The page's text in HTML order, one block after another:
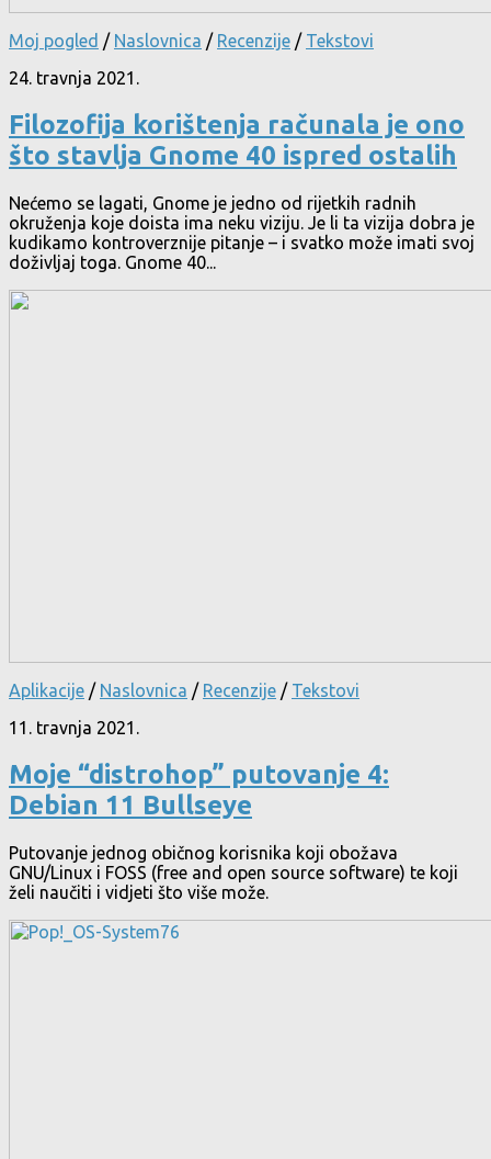
Moj pogled / Naslovnica / Recenzije / Tekstovi
24. travnja 2021.
Filozofija korištenja računala je ono
što stavlja Gnome 40 ispred ostalih
Nećemo se lagati, Gnome je jedno od rijetkih radnih
okruženja koje doista ima neku viziju. Je li ta vizija dobra je
kudikamo kontroverznije pitanje – i svatko može imati svoj
doživljaj toga. Gnome 40...
Aplikacije / Naslovnica / Recenzije / Tekstovi
11. travnja 2021.
Moje “distrohop” putovanje 4:
Debian 11 Bullseye
Putovanje jednog običnog korisnika koji obožava
GNU/Linux i FOSS (free and open source software) te koji
želi naučiti i vidjeti što više može.